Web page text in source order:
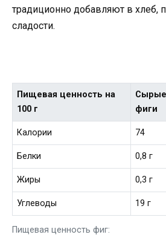
традиционно добавляют в хлеб,
сладости.
Пищевая ценность фиг:
Пищевая ценность на
100 г
Сырые
фиги
Калории 74
Белки 0,8 г
Жиры 0,3 г
Углеводы 19 г